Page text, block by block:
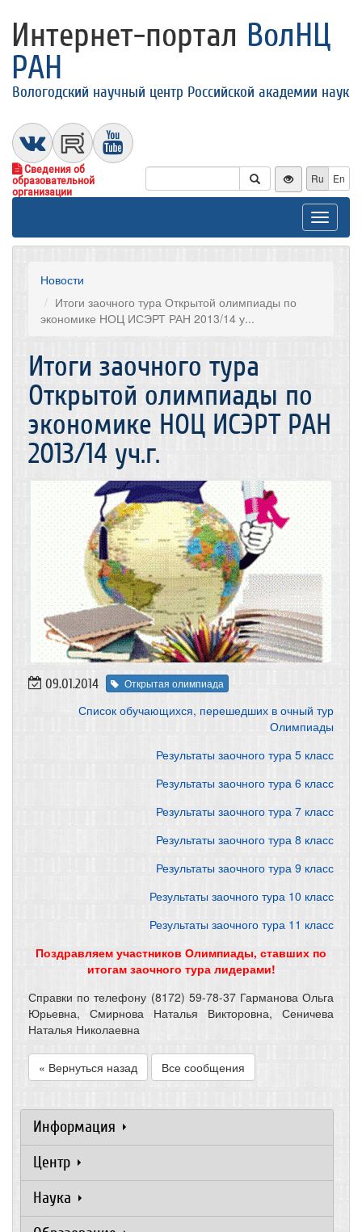
Интернет-портал ВолНЦ
РАН
Вологодский научный центр Российской академии наук
Сведения об
образовательной
организации
Ru En
Toggle
Новости
Итоги заочного тура Открытой олимпиады по
экономике НОЦ ИСЭРТ РАН 2013/14 у...
Итоги заочного тура
Открытой олимпиады по
экономике НОЦ ИСЭРТ РАН
2013/14 уч.г.
09.01.2014 Открытая олимпиада
Список обучающихся, перешедших в очный тур
Олимпиады
Результаты заочного тура 5 класс
Результаты заочного тура 6 класс
Результаты заочного тура 7 класс
Результаты заочного тура 8 класс
Результаты заочного тура 9 класс
Результаты заочного тура 10 класс
Результаты заочного тура 11 класс
Поздравляем участников Олимпиады, ставших по
итогам заочного тура лидерами!
Справки по телефону (8172) 59-78-37 Гарманова Ольга
Юрьевна, Смирнова Наталья Викторовна, Сеничева
Наталья Николаевна
« Вернуться назад Все сообщения
Информация
Центр
Наука